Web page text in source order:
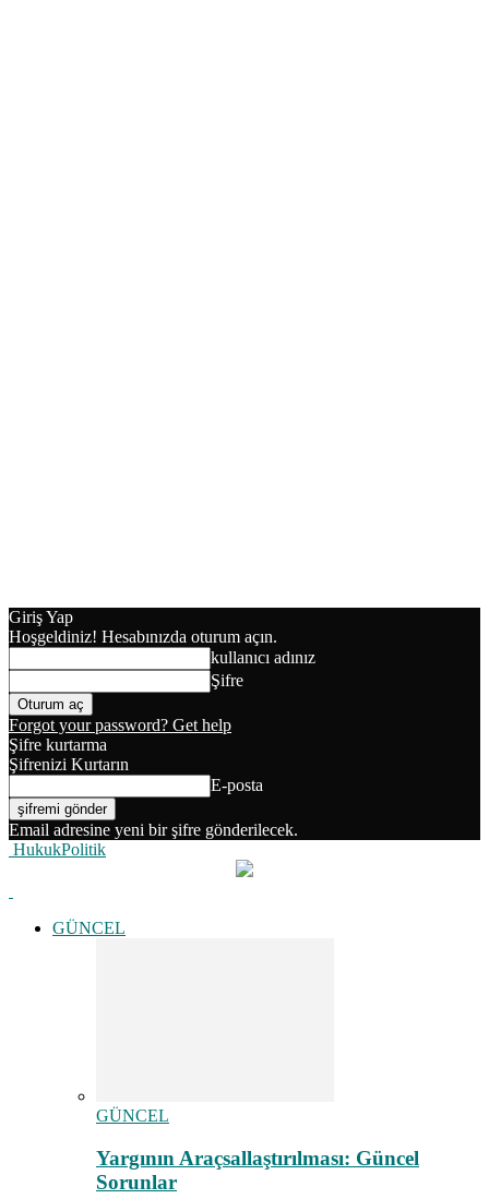
Giriş Yap
Hoşgeldiniz! Hesabınızda oturum açın.
kullanıcı adınız
Şifre
Forgot your password? Get help
Şifre kurtarma
Şifrenizi Kurtarın
E-posta
Email adresine yeni bir şifre gönderilecek.
HukukPolitik
GÜNCEL
GÜNCEL
Yargının Araçsallaştırılması: Güncel
Sorunlar